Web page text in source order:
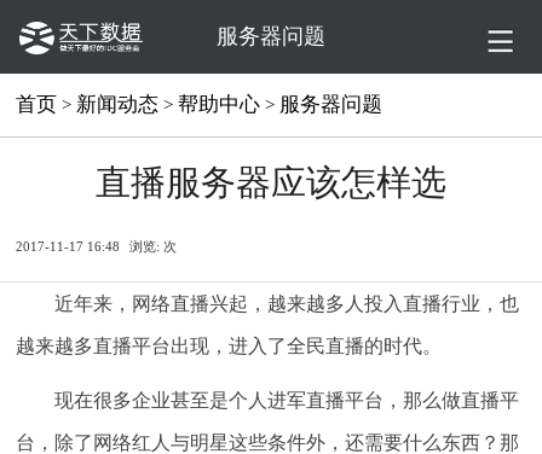
服务器问题
首页 > 新闻动态 >帮助中心 > 服务器问题
直播服务器应该怎样选
2017-11-17 16:48 浏览: 次
近年来，网络直播兴起，越来越多人投入直播行业，也
越来越多直播平台出现，进入了全民直播的时代。
现在很多企业甚至是个人进军直播平台，那么做直播平
台，除了网络红人与明星这些条件外，还需要什么东西？那